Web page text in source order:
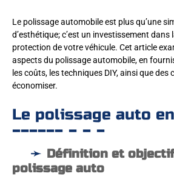
Le polissage automobile est plus qu’une
d’esthétique; c’est un investissement dans
protection de votre véhicule. Cet article
aspects du polissage automobile, en
les coûts, les techniques DIY, ainsi que des
économiser.
Le polissage auto
Définition et
polissage auto